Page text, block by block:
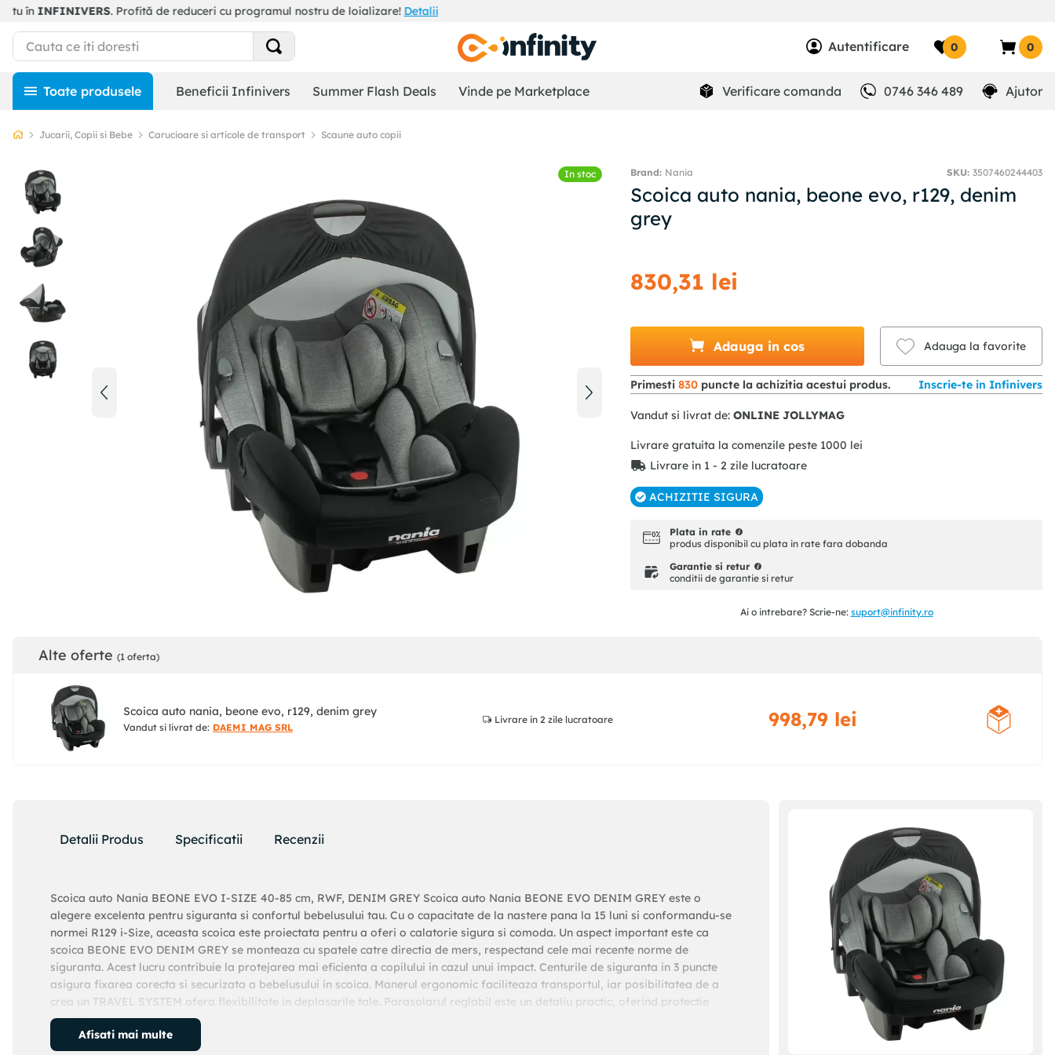
Adaugă
Autentificare 0 0
Beneficii Infinivers Summer Flash Deals Vinde pe Marketplace Verificare comanda 0746 346 489 Ajutor
Jucarii, Copii si Bebe Carucioare si articole de transport Scaune auto copii
In stoc Nania SKU: 3507460244403
Scoica auto nania, beone evo, r129, denim
grey
830,31 lei
Adauga in cos Adauga la favorite
Primesti830 puncte la achizitia acestui produs. Inscrie-te in Infinivers
Vandut si livrat de: ONLINE JOLLYMAG
Livrare gratuita la comenzile peste 1000 lei
Livrare in 1 - 2 zile lucratoare
ACHIZITIE SIGURA
Plata in rate
produs disponibil cu plata in rate fara dobanda
Garantie si retur
conditii de garantie si retur
Ai o intrebare? Scrie-ne: suport@infinity.ro
Alte oferte (1 oferta)
Scoica auto nania, beone evo, r129, denim grey
Vandut si livrat de: DAEMI MAG SRL
Livrare in 2 zile lucratoare 998,79 lei
Detalii Produs Specificatii Recenzii
Scoica auto Nania BEONE EVO I-SIZE 40-85 cm, RWF, DENIM GREY Scoica auto Nania BEONE EVO DENIM GREY este o
alegere excelenta pentru siguranta si confortul bebelusului tau. Cu o capacitate de la nastere pana la 15 luni si conformandu-se
normei R129 i-Size, aceasta scoica este proiectata pentru a oferi o calatorie sigura si comoda. Un aspect important este ca
scoica BEONE EVO DENIM GREY se monteaza cu spatele catre directia de mers, respectand cele mai recente norme de
siguranta. Acest lucru contribuie la protejarea mai eficienta a copilului in cazul unui impact. Centurile de siguranta in 3 puncte
asigura fixarea corecta si securizata a bebelusului in scoica. Manerul ergonomic faciliteaza transportul, iar posibilitatea de a
crea un TRAVEL SYSTEM ofera flexibilitate in deplasarile tale. Parasolarul reglabil este un detaliu practic, oferind protectie
impotriva razelor solare, asigurand confort termic si protejandu-i pe cei mici de lumina directa a soarelui. Scoica BEONE EVO
DENIM GREY combina siguranta, confortul si functionalitatea pentru a face calatoriile alaturi de bebelusul tau mai placute si
Afisati mai multe